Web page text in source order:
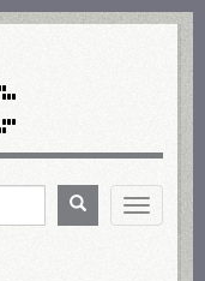
Поиск
Toggle